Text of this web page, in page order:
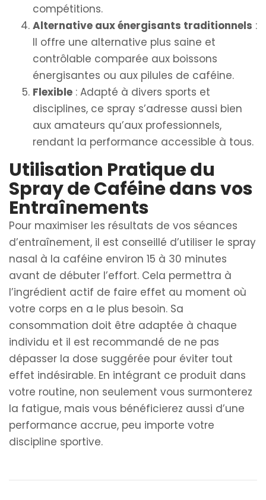
compétitions.
Alternative aux énergisants traditionnels :
Il offre une alternative plus saine et
contrôlable comparée aux boissons
énergisantes ou aux pilules de caféine.
Flexible : Adapté à divers sports et
disciplines, ce spray s’adresse aussi bien
aux amateurs qu’aux professionnels,
rendant la performance accessible à tous.
Utilisation Pratique du
Spray de Caféine dans vos
Entraînements
Pour maximiser les résultats de vos séances
d’entraînement, il est conseillé d’utiliser le spray
nasal à la caféine environ 15 à 30 minutes
avant de débuter l’effort. Cela permettra à
l’ingrédient actif de faire effet au moment où
votre corps en a le plus besoin. Sa
consommation doit être adaptée à chaque
individu et il est recommandé de ne pas
dépasser la dose suggérée pour éviter tout
effet indésirable. En intégrant ce produit dans
votre routine, non seulement vous surmonterez
la fatigue, mais vous bénéficierez aussi d’une
performance accrue, peu importe votre
discipline sportive.